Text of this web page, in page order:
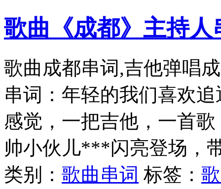
歌曲《成都》主持人
歌曲成都串词,吉他弹唱
串词：年轻的我们喜欢
感觉，一把吉他，一首
帅小伙儿***闪亮登场，
类别： 歌曲串词 标签：